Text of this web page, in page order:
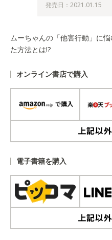
発売日：2021.01.15
ムーちゃんの「他害行動」に
た方法とは!?
オンライン書店で購入
電子書籍を購入